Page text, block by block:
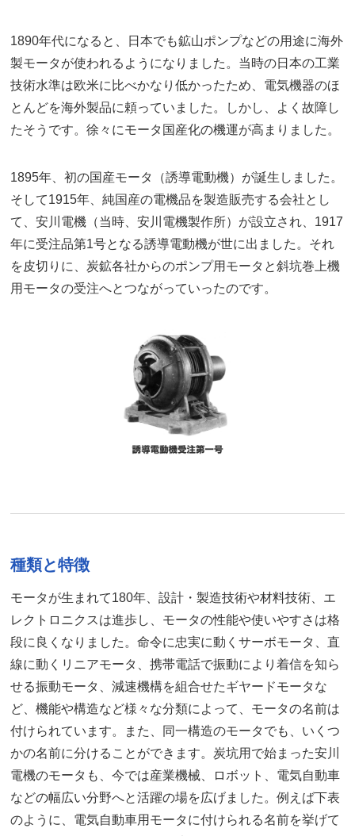
1890年代になると、日本でも鉱山ポンプなどの用途に海外
製モータが使われるようになりました。当時の日本の工業
技術水準は欧米に比べかなり低かったため、電気機器のほ
とんどを海外製品に頼っていました。しかし、よく故障し
たそうです。徐々にモータ国産化の機運が高まりました。
1895年、初の国産モータ（誘導電動機）が誕生しました。
そして1915年、純国産の電機品を製造販売する会社とし
て、安川電機（当時、安川電機製作所）が設立され、1917
年に受注品第1号となる誘導電動機が世に出ました。それ
を皮切りに、炭鉱各社からのポンプ用モータと斜坑巻上機
用モータの受注へとつながっていったのです。
種類と特徴
モータが生まれて180年、設計・製造技術や材料技術、エ
レクトロニクスは進歩し、モータの性能や使いやすさは格
段に良くなりました。命令に忠実に動くサーボモータ、直
線に動くリニアモータ、携帯電話で振動により着信を知ら
せる振動モータ、減速機構を組合せたギヤードモータな
ど、機能や構造など様々な分類によって、モータの名前は
付けられています。また、同一構造のモータでも、いくつ
かの名前に分けることができます。炭坑用で始まった安川
電機のモータも、今では産業機械、ロボット、電気自動車
などの幅広い分野へと活躍の場を広げました。例えば下表
のように、電気自動車用モータに付けられる名前を挙げて